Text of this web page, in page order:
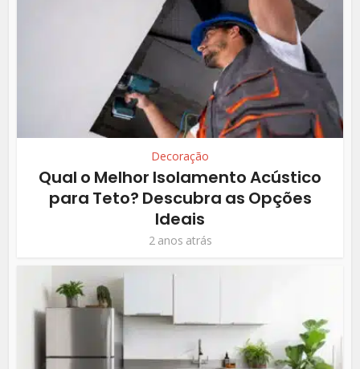
Decoração
Qual o Melhor Isolamento Acústico
para Teto? Descubra as Opções
Ideais
2 anos atrás